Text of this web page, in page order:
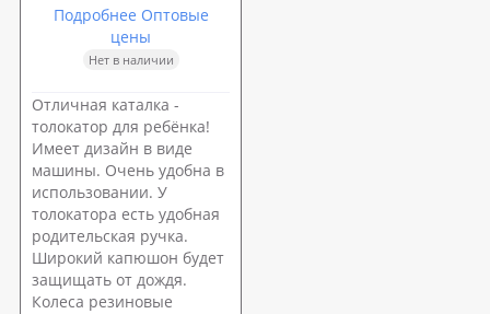
Подробнее Оптовые
цены
Нет в наличии
Отличная каталка -
толокатор для ребёнка!
Имеет дизайн в виде
машины. Очень удобна в
использовании. У
толокатора есть удобная
родительская ручка.
Широкий капюшон будет
защищать от дождя.
Колеса резиновые